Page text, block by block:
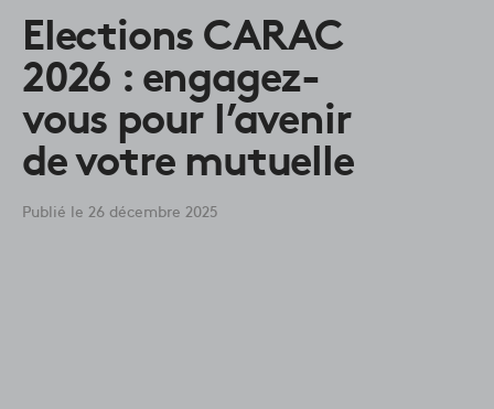
Elections CARAC
2026 : engagez-
vous pour l’avenir
de votre mutuelle
Publié le 26 décembre 2025